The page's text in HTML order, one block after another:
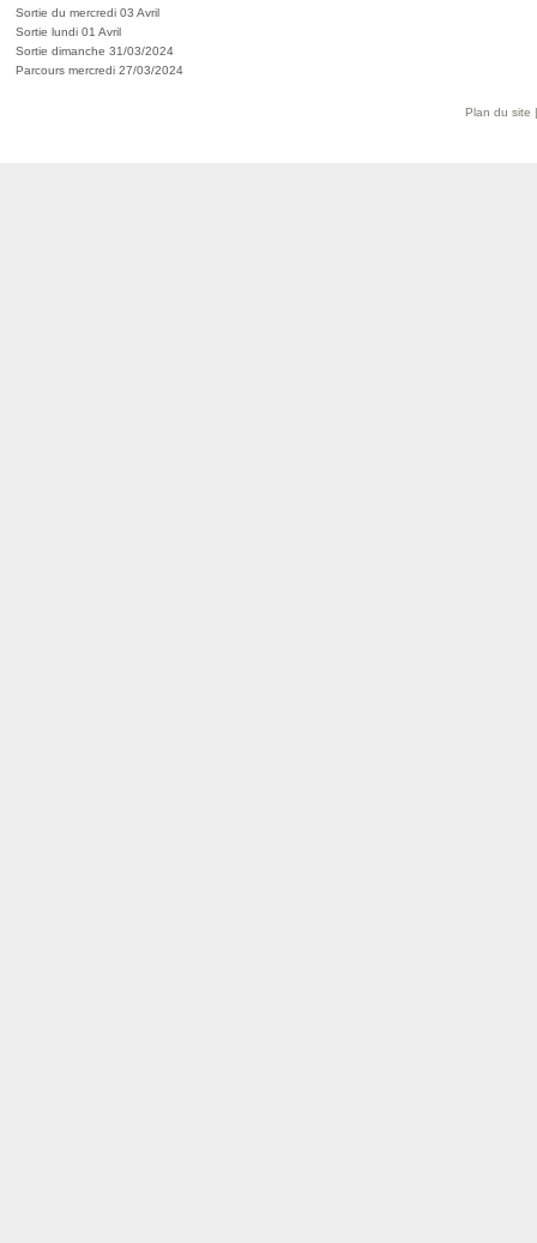
Sortie du mercredi 03 Avril
Sortie lundi 01 Avril
Sortie dimanche 31/03/2024
Parcours mercredi 27/03/2024
Plan du site